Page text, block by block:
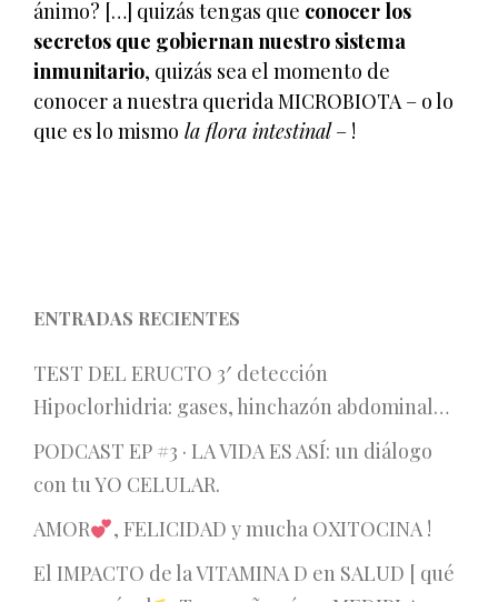
ánimo? […] quizás tengas que conocer los
secretos que gobiernan nuestro sistema
inmunitario, quizás sea el momento de
conocer a nuestra querida MICROBIOTA – o lo
que es lo mismo la flora intestinal– !
ENTRADAS RECIENTES
TEST DEL ERUCTO 3′ detección
Hipoclorhidria: gases, hinchazón abdominal…
PODCAST EP #3 · LA VIDA ES ASÍ: un diálogo
con tu YO CELULAR.
AMOR
, FELICIDAD y mucha OXITOCINA !
El IMPACTO de la VITAMINA D en SALUD [ qué